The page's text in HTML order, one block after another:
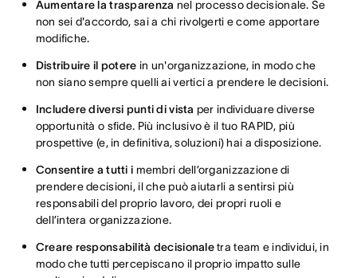
Aumentare la trasparenza nel processo decisionale. Se
non sei d'accordo, sai a chi rivolgerti e come apportare
modifiche.
Distribuire il potere in un'organizzazione, in modo che
non siano sempre quelli ai vertici a prendere le decisioni.
Includere diversi punti di vista per individuare diverse
opportunità o sfide. Più inclusivo è il tuo RAPID, più
prospettive (e, in definitiva, soluzioni) hai a disposizione.
Consentire a tutti i membri dell’organizzazione di
prendere decisioni, il che può aiutarli a sentirsi più
responsabili del proprio lavoro, dei propri ruoli e
dell’intera organizzazione.
Creare responsabilità decisionaletra team e individui, in
modo che tutti percepiscano il proprio impatto sulle